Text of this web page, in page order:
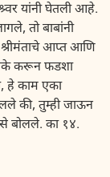
यांनी घेतली आहे.
तो बाबांनी
श्रीमंताचे आप्त आणि
करून फडशा
हे काम एका
की, तुम्ही जाऊन
बोलले. का १४.